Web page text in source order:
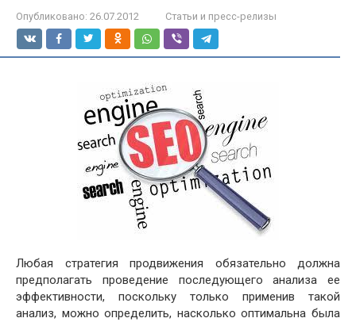
Опубликовано: 26.07.2012 Статьи и пресс-релизы
Любая стратегия продвижения обязательно должна
предполагать проведение последующего анализа ее
эффективности, поскольку только применив такой
анализ, можно определить, насколько оптимальна была